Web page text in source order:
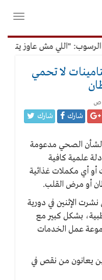
فتح
"اللي مش عاوز يتعلم
لا تحمي
شارك شارك
الصحي مدعومة
علمية كافية
أو أي مكملات غذائية
أو مرض القلب.
نشرت الإثنين في دورية
بشكل كبير مع
عمل الخدمات
يعانون من نقص في